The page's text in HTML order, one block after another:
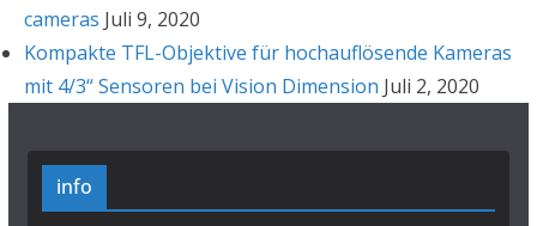
cameras Juli 9, 2020
Kompakte TFL-Objektive für hochauflösende Kameras
mit 4/3“ Sensoren bei Vision Dimension Juli 2, 2020
info